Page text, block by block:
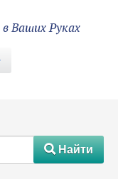
в Ваших Руках
#Найти